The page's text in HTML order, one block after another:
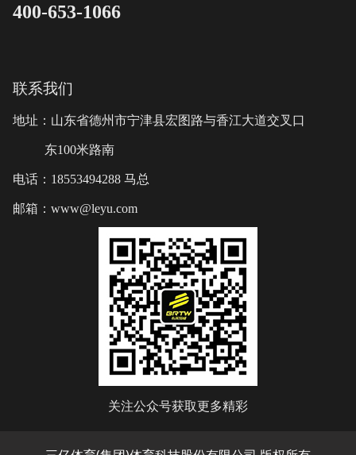
400-653-1066
联系我们
地址：山东省德州市宁津县宏图路与香江大道交叉口
东100米路南
电话：18553494288 马总
邮箱：www@leyu.com
关注公众号获取更多精彩